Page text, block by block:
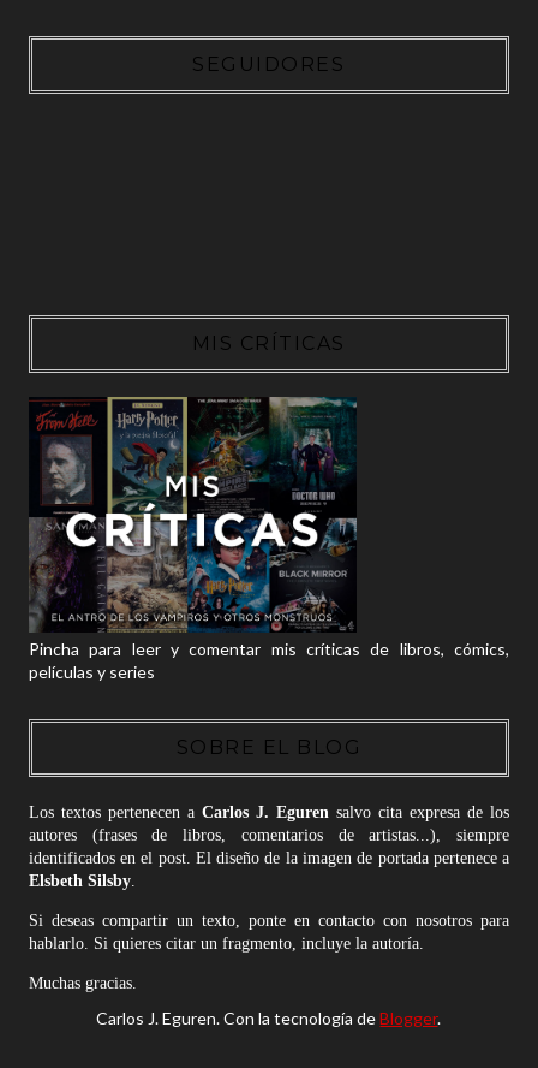
SEGUIDORES
MIS CRÍTICAS
Pincha para leer y comentar mis críticas de libros, cómics,
películas y series
SOBRE EL BLOG
Los textos pertenecen a Carlos J. Egurensalvo cita expresa de los
autores (frases de libros, comentarios de artistas...), siempre
identificados en el post. El diseño de la imagen de portada pertenece a
Elsbeth Silsby.
Si deseas compartir un texto, ponte en contacto con nosotros para
hablarlo. Si quieres citar un fragmento, incluye la autoría.
Muchas gracias.
Carlos J. Eguren. Con la tecnología deBlogger.